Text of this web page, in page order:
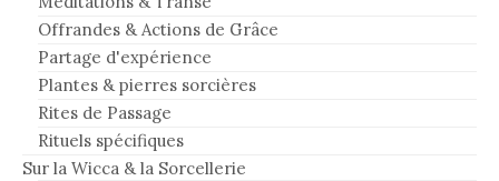
Offrandes & Actions de Grâce
Partage d'expérience
Plantes & pierres sorcières
Rites de Passage
Rituels spécifiques
Sur la Wicca & la Sorcellerie